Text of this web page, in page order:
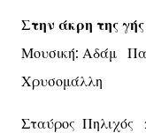
Στην άκρη της γής
Μουσική: Αδάμ
Χρυσομάλλη
Σταύρος Πηλιχός